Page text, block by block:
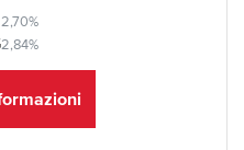
2,70%
2,84%